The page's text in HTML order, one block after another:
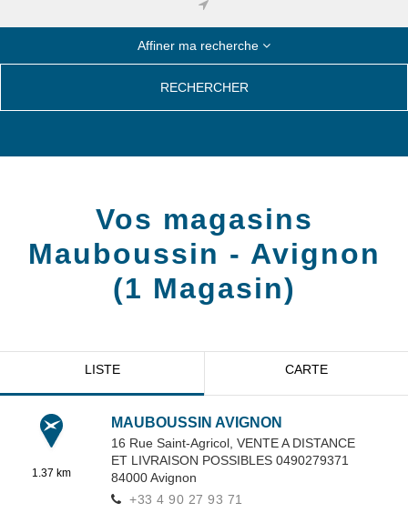
Affiner ma recherche
RECHERCHER
Vos magasins
Mauboussin - Avignon
(1 Magasin)
LISTE CARTE
1.37 km
MAUBOUSSIN AVIGNON
16 Rue Saint-Agricol, VENTE A DISTANCE
ET LIVRAISON POSSIBLES 0490279371
84000Avignon
+33 4 90 27 93 71